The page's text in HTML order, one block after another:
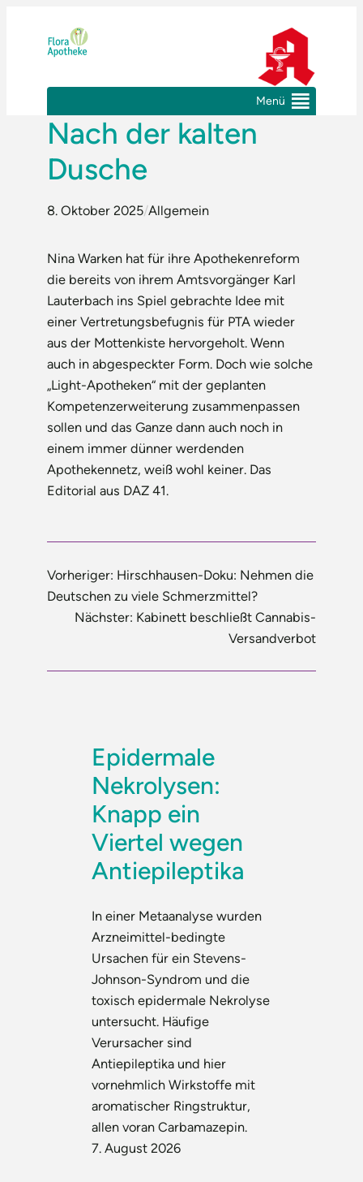
springen
Menü
Nach der kalten
Dusche
8. Oktober 2025/Allgemein
Nina Warken hat für ihre Apothekenreform
die bereits von ihrem Amtsvorgänger Karl
Lauterbach ins Spiel gebrachte Idee mit
einer Vertretungsbefugnis für PTA wieder
aus der Mottenkiste hervorgeholt. Wenn
auch in abgespeckter Form. Doch wie solche
„Light-Apotheken“ mit der geplanten
Kompetenzerweiterung zusammenpassen
sollen und das Ganze dann auch noch in
einem immer dünner werdenden
Apothekennetz, weiß wohl keiner. Das
Editorial aus DAZ 41.
Vorheriger: Hirschhausen-Doku: Nehmen die
Deutschen zu viele Schmerzmittel?
Nächster: Kabinett beschließt Cannabis-
Versandverbot
Epidermale
Nekrolysen:
Knapp ein
Viertel wegen
Antiepileptika
In einer Metaanalyse wurden
Arzneimittel-bedingte
Ursachen für ein Stevens-
Johnson-Syndrom und die
toxisch epidermale Nekrolyse
untersucht. Häufige
Verursacher sind
Antiepileptika und hier
vornehmlich Wirkstoffe mit
aromatischer Ringstruktur,
allen voran Carbamazepin.
7. August 2026